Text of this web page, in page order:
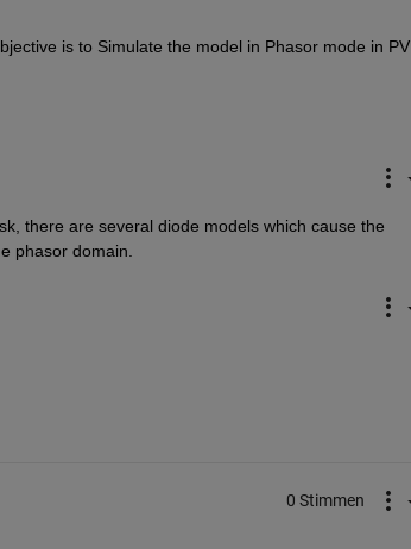
is to Simulate the model in Phasor mode in PV
there are several diode models which cause the
phasor domain.
0 Stimmen